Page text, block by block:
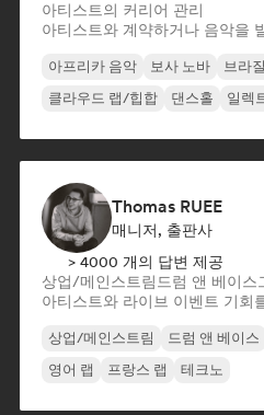
아티스트의 커리어 관리
아티스트와 계약하거나 음악을
아프리카 음악 보사 노바 브라
클라우드 랩/힙합
댄스홀 일렉
Thomas RUEE
매니저, 출판사
> 4000 개의 답변 제공
상업/메인스트림 드럼 앤 베이스
아티스트와 라이브 이벤트 기회
상업/메인스트림 드럼 앤 베이스
영어 랩
프랑스 랩 테크노